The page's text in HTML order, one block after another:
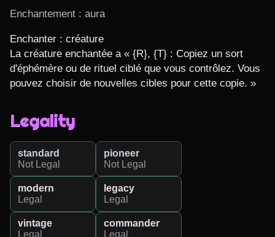
Enchantement : aura
Enchanter : créature
La créature enchantée a « {R}, {T} : Copiez un sort
d'éphémère ou de rituel ciblé que vous contrôlez. Vous
pouvez choisir de nouvelles cibles pour cette copie. »
Legality
standard
Not Legal
pioneer
Not Legal
modern
Legal
legacy
Legal
vintage
Legal
commander
Legal